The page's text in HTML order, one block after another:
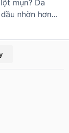
mụn? Da
nhờn hơn
sinh hoạt bận